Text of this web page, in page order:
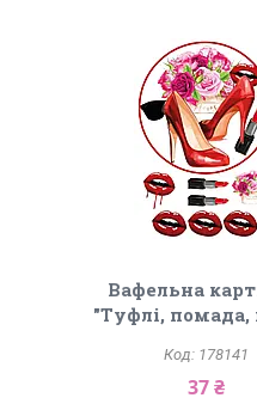
Вафельна
"Туфлі, помада,
178141
37 ₴